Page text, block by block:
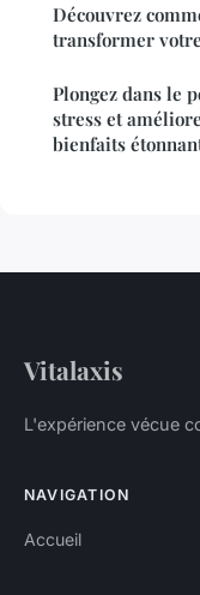
Découvrez
transformer
Plongez dans le
stress et
bienfaits
Vitalaxis
L'expérience vécue
NAVIGATION
Accueil